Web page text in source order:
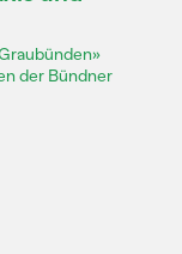
der Bündner